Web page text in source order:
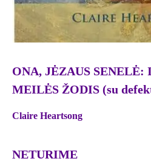
ONA, JĖZAUS
MEILĖS ŽODIS (su
Claire Heartsong
NETURIME